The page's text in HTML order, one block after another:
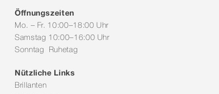
Öffnungszeiten
Mo. – Fr. 10:00–18:00 Uhr
Samstag 10:00–16:00 Uhr
Sonntag Ruhetag
Nützliche Links
Brillanten